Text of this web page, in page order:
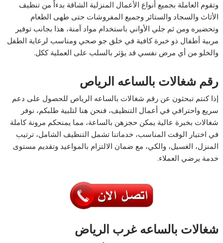
وتقوم العاملة بجميع أنواع الأعمال المنزلية الشاقة بدءاً من تنظيف
الأثاث والسجاد والستائر وجميع المفروشات حتى طهى الطعام
وتحضيره ومن ثم جلي الأواني باستخدام مواد آمنة، هذا بجانب توفير
مربية أطفال ذو خبرة كافية في خلق جو صحي ومناسب لرعاية الطفل
والخلو من أي مرض نفسي قد يؤثر بالسلب على العملية ككل.
رقم شغالات بالساعه الرياص
إذا كنتم تبحثون عن رقم شغالات بالساعه الرياص للحصول على دعم
سريع واحترافي في أعمال التنظيف، فنحن هنا لتلبية طلبكم، نوفر
شغالات بخبرة عالية يمكن حجزهن بالساعة، مما يمنحكم مرونة كاملة
في اختيار الوقت المناسب، خدماتنا تشمل التنظيف الشامل، ترتيب
المنزل، الغسيل، والكي، مع ضمان الالتزام بالمواعيد وتقديم مستوى
خدمة يرضي العملاء.
شغالات بالساعه غرب الرياض